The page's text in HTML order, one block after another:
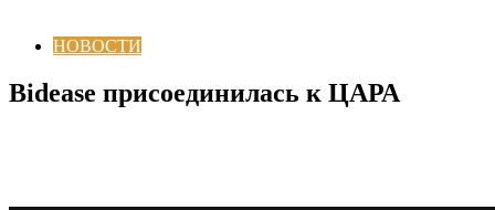
НОВОСТИ
Bidease присоединилась к ЦАРА